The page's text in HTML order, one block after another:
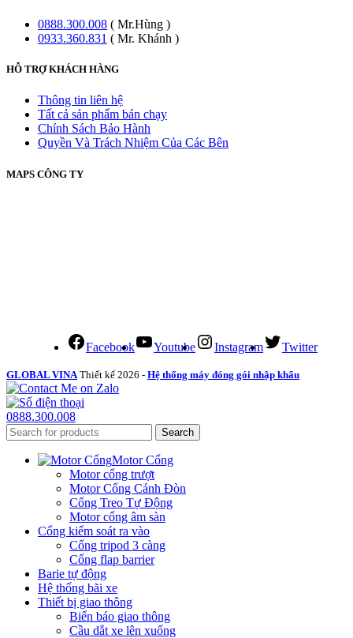
0888.300.008 ( Mr.Hùng )
0933.360.831 ( Mr. Khánh )
HỖ TRỢ KHÁCH HÀNG
Thông tin liên hệ
Tất cả sản phẩm bán chạy
Chính Sách Bảo Hành
Quyền Và Trách Nhiệm Của Các Bên
MAPS CÔNG TY
Facebook Youtube Instagram Twitter
GLOBAL VINA Thiết kế 2026 - Hệ thống máy đóng gói nhập khẩu
0888.300.008
Search
Motor Cổng
Motor cổng trượt
Motor Cổng Cánh Đòn
Cổng Treo Tự Động
Motor cổng âm sàn
Cổng kiểm soát ra vào
Cổng tripod 3 càng
Cổng flap barrier
Barie tự động
Hệ thống bãi xe
Thiết bị giao thông
Biển báo giao thông
Cầu dắt xe lên xuống